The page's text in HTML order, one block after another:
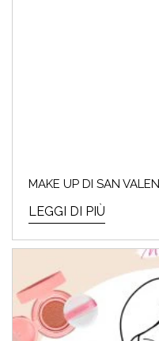
MAKE UP DI SAN
LEGGI DI PIÙ